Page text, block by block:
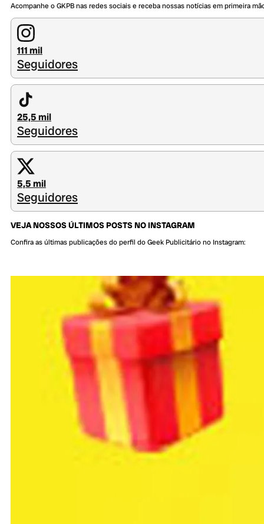
Acompanhe o GKPB nas redes sociais e receba nossas notícias em primeira
111 mil
Seguidores
25,5 mil
Seguidores
5,5 mil
Seguidores
VEJA NOSSOS ÚLTIMOS POSTS NO INSTAGRAM
Confira as últimas publicações do perfil do Geek Publicitário no Instagram: